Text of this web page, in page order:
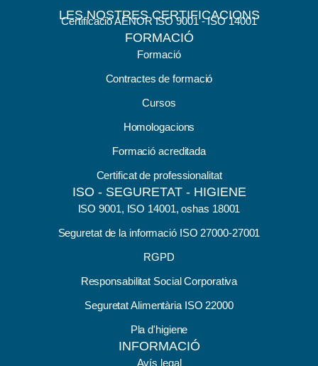
LES NOSTRES CERTIFICACIONS
Certificació AENOR ISO 9001 - ISO 14001
FORMACIÓ
Formació
Contractes de formació
Cursos
Homologacions
Formació acreditada
Certificat de professionalitat
ISO - SEGURETAT - HIGIENE
ISO 9001, ISO 14001, oshas 18001
Seguretat de la informació ISO 27000-27001
RGPD
Responsabilitat Social Corporativa
Seguretat Alimentària ISO 22000
Pla d'higiene
INFORMACIÓ
Avís legal